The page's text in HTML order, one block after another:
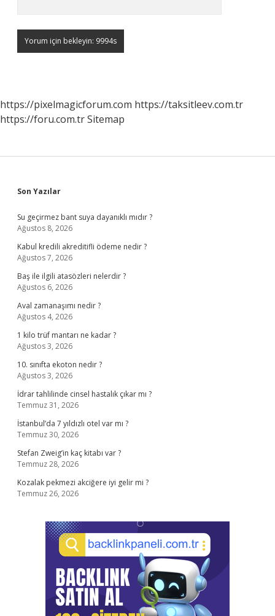
https://pixelmagicforum.com https://taksitleev.com.tr
https://foru.com.trSitemap
Sidebar
Son Yazılar
Su geçirmez bant suya dayanıklı mıdır ?
Ağustos 8, 2026
Kabul kredili akreditifli ödeme nedir ?
Ağustos 7, 2026
Baş ile ilgili atasözleri nelerdir ?
Ağustos 6, 2026
Aval zamanaşımı nedir ?
Ağustos 4, 2026
1 kilo trüf mantarı ne kadar ?
Ağustos 3, 2026
10. sınıfta ekoton nedir ?
Ağustos 3, 2026
İdrar tahlilinde cinsel hastalık çıkar mı ?
Temmuz 31, 2026
İstanbul’da 7 yıldızlı otel var mı ?
Temmuz 30, 2026
Stefan Zweig’in kaç kitabı var ?
Temmuz 28, 2026
Kozalak pekmezi akciğere iyi gelir mi ?
Temmuz 26, 2026